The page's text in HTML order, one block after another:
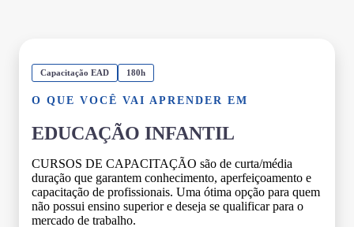
Capacitação EAD 180h
O QUE VOCÊ VAI APRENDER EM
EDUCAÇÃO INFANTIL
CURSOS DE CAPACITAÇÃO são de curta/média
duração que garantem conhecimento, aperfeiçoamento e
capacitação de profissionais. Uma ótima opção para quem
não possui ensino superior e deseja se qualificar para o
mercado de trabalho.